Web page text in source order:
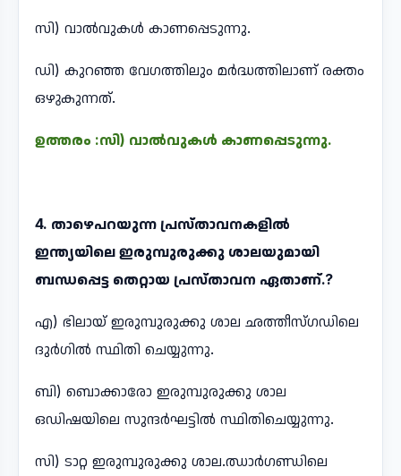
സി) വാൽവുകൾ കാണപ്പെടുന്നു.
ഡി) കുറഞ്ഞ വേഗത്തിലും മർദ്ധത്തിലാണ് രക്തം
ഒഴുകുന്നത്.
ഉത്തരം :സി) വാൽവുകൾ കാണപ്പെടുന്നു.
4. താഴെപറയുന്ന പ്രസ്താവനകളിൽ
ഇന്ത്യയിലെ ഇരുമ്പുരുക്കു ശാലയുമായി
ബന്ധപ്പെട്ട തെറ്റായ പ്രസ്താവന ഏതാണ്.?
എ) ഭിലായ് ഇരുമ്പുരുക്കു ശാല ഛത്തീസ്ഗഡിലെ
ദുർഗിൽ സ്ഥിതി ചെയ്യുന്നു.
ബി) ബൊക്കാരോ ഇരുമ്പുരുക്കു ശാല
ഒഡിഷയിലെ സുന്ദർഘട്ടിൽ സ്ഥിതിചെയ്യുന്നു.
സി) ടാറ്റ ഇരുമ്പുരുക്കു ശാല.ഝാർഗണ്ഡിലെ